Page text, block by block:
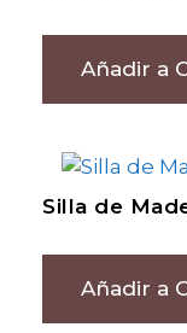
Añadir a
Silla de
Añadir a